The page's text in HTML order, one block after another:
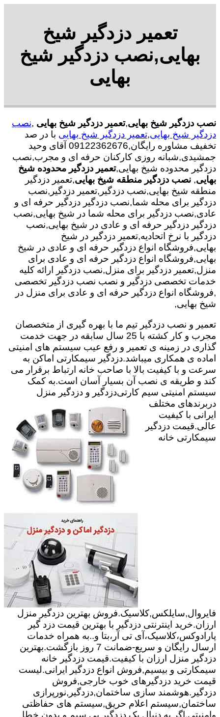
تعمیر دزدگیر شیخ
بهایی,نصب دزدگیر شیخ
بهایی
نصب دزدگیر شیخ بهایی,تعمیر دزدگیر شیخ بهایی ,نصب
دزدگیر شیخ بهایی,تعمیر دزدگیر شیخ بهایی با در صد
تخفیف مشاوره رایگان,09122362676 آقای وحید
جمشیدی,شبانه روزی کارکنان حرفه ای و مجرب,نصب
دزدگیر محدوده شیخ بهایی,تعمیر دزدگیر محدوده شیخ
بهایی, نصب دزدگیر منطقه شیخ بهایی,تعمیر دزدگیر
منطقه شیخ بهایی,نصب دزدگیر,تعمیر دزدگیر,نصب
دزدگیر برای محله شما,نصب دزدگیر دزدگیر حرفه ای و
عادی,نصب دزدگیر برای محله شما در شیخ بهایی,نصب
دزدگیر دزدگیر حرفه ای و عادی در شیخ بهایی,نصب
دزدگیر با نرخ اتحادیه,تعمیر دزدگیر در شیخ
بهایی,فروشگاه انواع دزدگیر حرفه ای و عادی در شیخ
بهایی,فروشگاه انواع دزدگیر حرفه ای و عادی برای
منزل,تعمیر دزدگیر برای منزل,نصب دزدگیر ارائه کلیه
خدمات تخصصی دزدگیر و نصب نصب دزدگیر تخصصی
,فروشگاه انواع دزدگیر حرفه ای و عادی برای منزل در
شیخ بهایی,
تعمیر و نصب دزدگیر تیم ما با بهره گیری از متخصصان
مجرب و کار کشته با 25 سال سابقه در جهت خدمت
گذاری در زمینه ی تعمیر و رفع عیب سیستم های امنیتی
اماده ی همکاری میباشد.دزدگیر سیمکارتی اماکن به
سرعت و با کیفیت بالا با صاحب خانه ارتباط برقرار می
کند و طریقه ی نصب آن بسیار آسان است.به کمک
سیستم امنیتی سیم کارتیدزدگیر و دزدگیر منزل
دربرندهای مختلف
ایرانی با کیفیت
عالی.قیمت دزدگیر
سیمکارتی خانه
فایروال,سایلکس,کلاسیک.فروش بهترین دزدگیر منزل
ارزان.خرید اینترنتی دزدگیر با بهترین قیمت دزد گیر
پارادوکس،کلاسیک،آی تی آر،بتا و..به همراه خدمات
ارسال رایگان و سریع-ضمانت 7 روز بازگشت.بهترین
دزدگیر منزل ارزان با کیفیت.قیمت دزدگیر خانه
سیمکارتی و بیسیم,فروش انواع دزدگیر ایرانی.لیست
قیمت خرید دزدگیرهای خوب خارجی,فروش
دزدگیر.هوشمند سازی ساختمان,دزدگیر,نورپرازی
ساختمان,سیستم اعلام حریق,سیستم های حفاظتی
وامنیتی.اگر به دنبال یک دزدگیر بی سیم و بدون خطا